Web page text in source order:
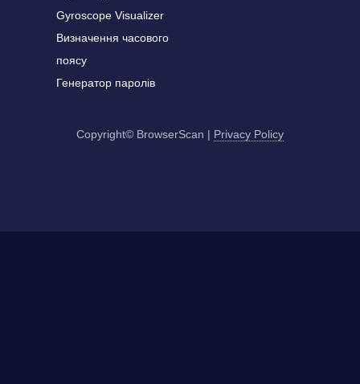
Gyroscope Visualizer
Визначення часового
поясу
Генератор паролів
Copyright© BrowserScan | Privacy Policy